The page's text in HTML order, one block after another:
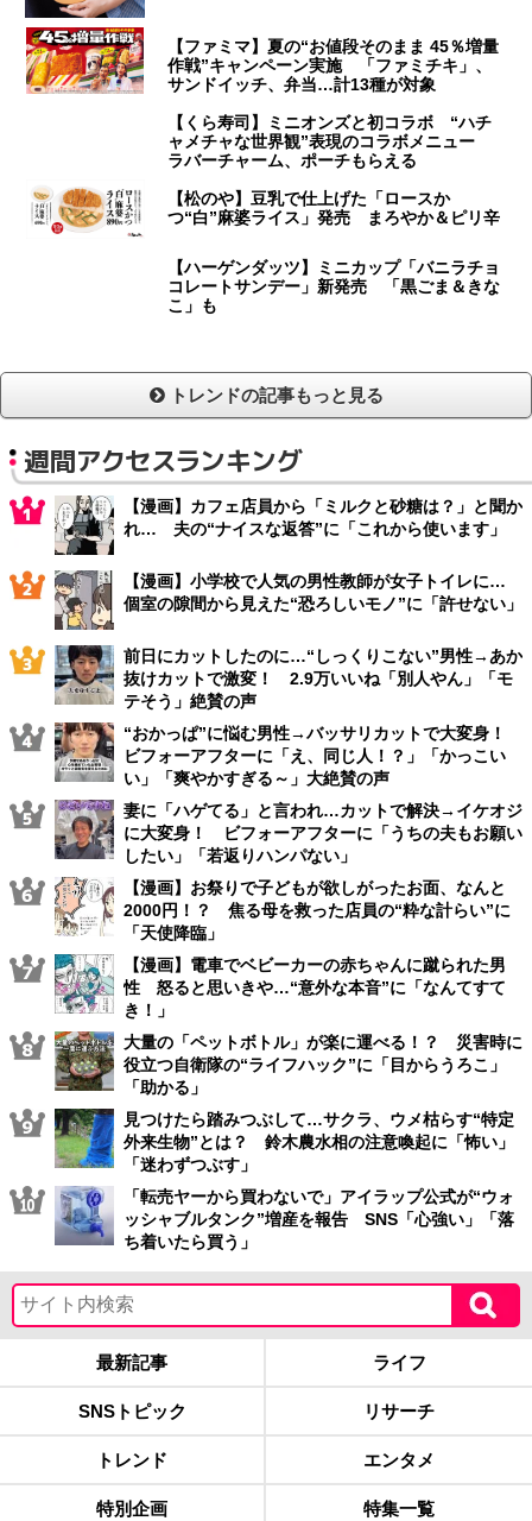
【ファミマ】夏の“お値段そのまま 45％増量
作戦”キャンペーン実施 「ファミチキ」、
サンドイッチ、弁当…計13種が対象
【くら寿司】ミニオンズと初コラボ “ハチ
ャメチャな世界観”表現のコラボメニュー
ラバーチャーム、ポーチもらえる
【松のや】豆乳で仕上げた「ロースか
つ“白”麻婆ライス」発売 まろやか＆ピリ辛
【ハーゲンダッツ】ミニカップ「バニラチョ
コレートサンデー」新発売 「黒ごま＆きな
こ」も
トレンドの記事もっと見る
週間アクセスランキング
【漫画】カフェ店員から「ミルクと砂糖は？」と聞か
れ… 夫の“ナイスな返答”に「これから使います」
【漫画】小学校で人気の男性教師が女子トイレに…
個室の隙間から見えた“恐ろしいモノ”に「許せない」
前日にカットしたのに…“しっくりこない”男性→あか
抜けカットで激変！ 2.9万いいね「別人やん」「モ
テそう」絶賛の声
“おかっぱ”に悩む男性→バッサリカットで大変身！
ビフォーアフターに「え、同じ人！？」「かっこい
い」「爽やかすぎる～」大絶賛の声
妻に「ハゲてる」と言われ…カットで解決→イケオジ
に大変身！ ビフォーアフターに「うちの夫もお願い
したい」「若返りハンパない」
【漫画】お祭りで子どもが欲しがったお面、なんと
2000円！？ 焦る母を救った店員の“粋な計らい”に
「天使降臨」
【漫画】電車でベビーカーの赤ちゃんに蹴られた男
性 怒ると思いきや…“意外な本音”に「なんてすて
き！」
大量の「ペットボトル」が楽に運べる！？ 災害時に
役立つ自衛隊の“ライフハック”に「目からうろこ」
「助かる」
見つけたら踏みつぶして…サクラ、ウメ枯らす“特定
外来生物”とは？ 鈴木農水相の注意喚起に「怖い」
「迷わずつぶす」
「転売ヤーから買わないで」アイラップ公式が“ウォ
ッシャブルタンク”増産を報告 SNS「心強い」「落
ち着いたら買う」
最新記事 ライフ
SNSトピック リサーチ
トレンド エンタメ
特別企画 特集一覧